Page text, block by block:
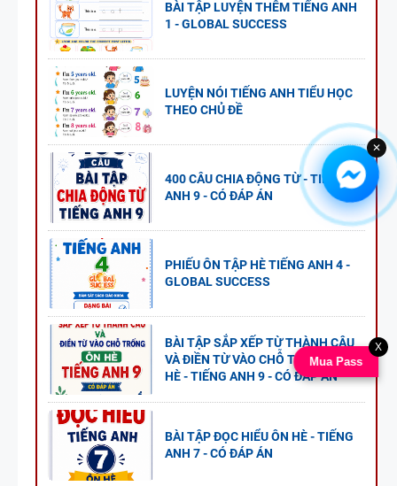
BÀI TẬP LUYỆN THÊM TIẾNG ANH
1 - GLOBAL SUCCESS
LUYỆN NÓI TIẾNG ANH TIỂU HỌC
THEO CHỦ ĐỀ
400 CÂU CHIA ĐỘNG TỪ - TIẾNG
ANH 9 - CÓ ĐÁP ÁN
PHIẾU ÔN TẬP HÈ TIẾNG ANH 4 -
GLOBAL SUCCESS
BÀI TẬP SẮP XẾP TỪ THÀNH CÂU
VÀ ĐIỀN TỪ VÀO CHỖ TRỐNG - ÔN
HÈ - TIẾNG ANH 9 - CÓ ĐÁP ÁN
BÀI TẬP ĐỌC HIỂU ÔN HÈ - TIẾNG
ANH 7 - CÓ ĐÁP ÁN
Mua Pass
X
✕